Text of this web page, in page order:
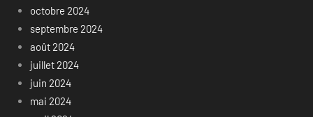
octobre 2024
septembre 2024
août 2024
juillet 2024
juin 2024
mai 2024